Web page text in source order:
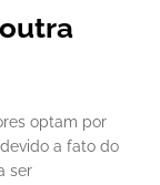
optam por
a fato do
ser